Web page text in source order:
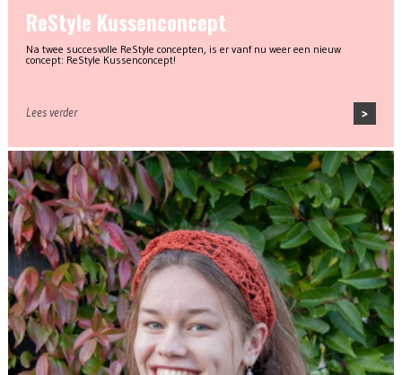
ReStyle Kussenconcept
Na twee succesvolle ReStyle concepten, is er vanf nu weer een nieuw
concept: ReStyle Kussenconcept!
Lees verder